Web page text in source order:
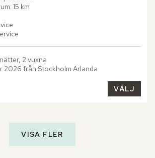
15 km
2 vuxna
2026 från Stockholm Arlanda
VÄLJ
VISA FLER